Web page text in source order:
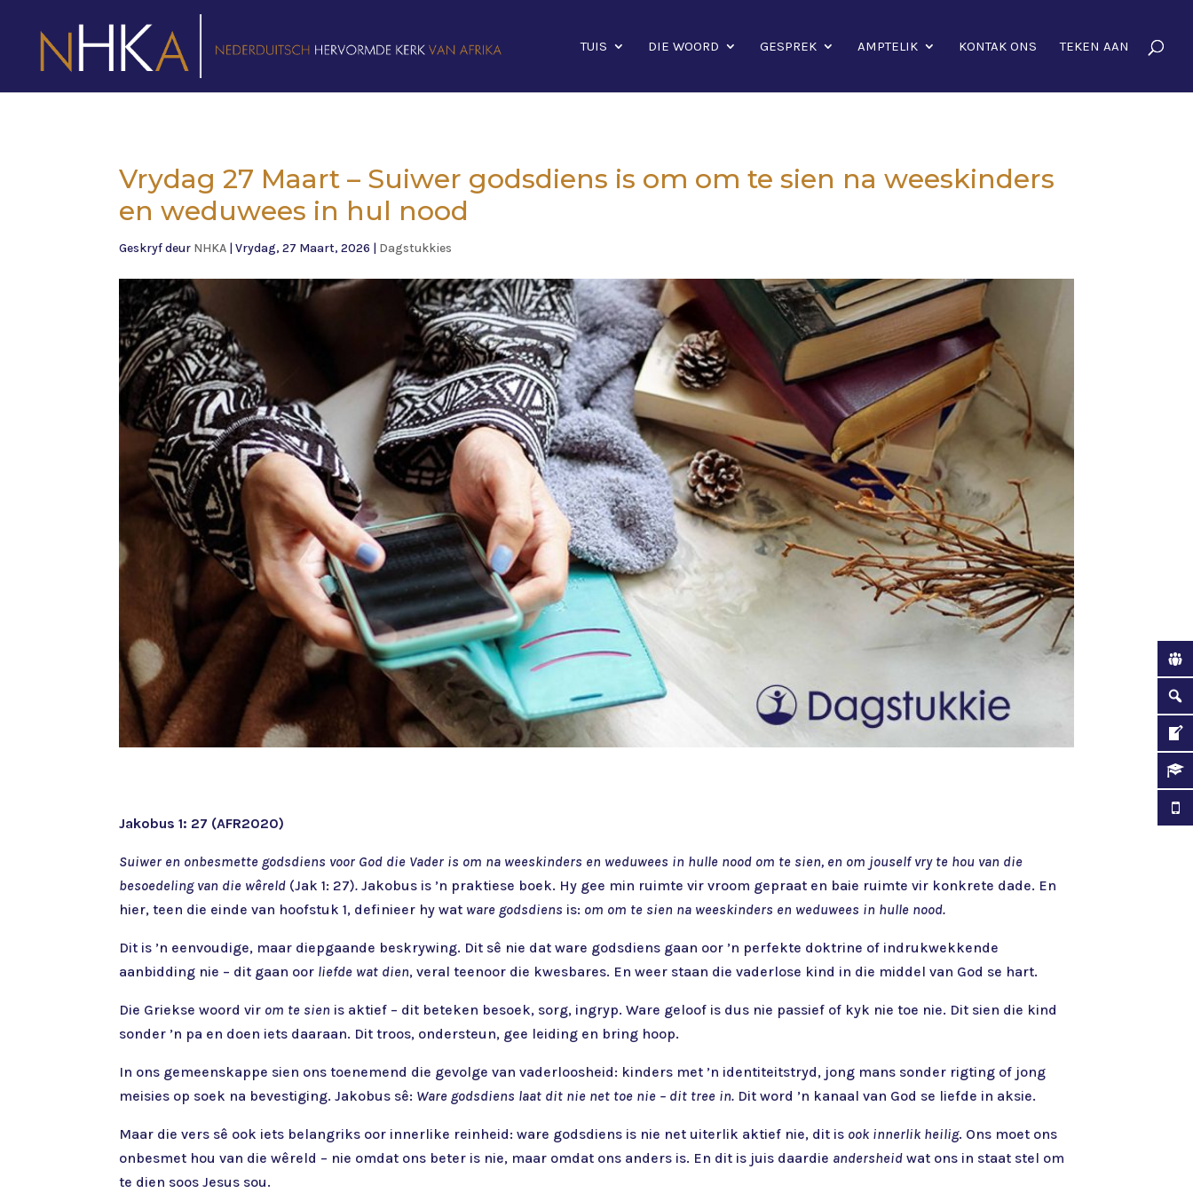
TUIS DIE WOORD GESPREK AMPTELIK KONTAK ONS TEKEN AAN
Vrydag 27 Maart – Suiwer godsdiens is om om te sien na weeskinders
en weduwees in hul nood
Geskryf deur NHKA |Vrydag, 27 Maart, 2026 | Dagstukkies
Jakobus 1: 27 (AFR2020)
Suiwer en onbesmette godsdiens voor God die Vader is om na weeskinders en weduwees in hulle nood om te sien, en om jouself vry te hou van die
besoedeling van die wêreld (Jak 1: 27).Jakobus is ’n praktiese boek. Hy gee min ruimte vir vroom gepraat en baie ruimte vir konkrete dade. En
hier, teen die einde van hoofstuk 1, definieer hy wat ware godsdiens is: om om te sien na weeskinders en weduwees in hulle nood.
Dit is ’n eenvoudige, maar diepgaande beskrywing. Dit sê nie dat ware godsdiens gaan oor ’n perfekte doktrine of indrukwekkende
aanbidding nie – dit gaan oor liefde wat dien, veral teenoor die kwesbares. En weer staan die vaderlose kind in die middel van God se hart.
Die Griekse woord vir om te sien is aktief – dit beteken besoek, sorg, ingryp. Ware geloof is dus nie passief of kyk nie toe nie. Dit sien die kind
sonder ’n pa en doen iets daaraan. Dit troos, ondersteun, gee leiding en bring hoop.
In ons gemeenskappe sien ons toenemend die gevolge van vaderloosheid: kinders met ’n identiteitstryd, jong mans sonder rigting of jong
meisies op soek na bevestiging. Jakobus sê: Ware godsdiens laat dit nie net toe nie – dit tree in. Dit word ’n kanaal van God se liefde in aksie.
Maar die vers sê ook iets belangriks oor innerlike reinheid: ware godsdiens is nie net uiterlik aktief nie, dit is ook innerlik heilig. Ons moet ons
onbesmet hou van die wêreld – nie omdat ons beter is nie, maar omdat ons anders is. En dit is juis daardie andersheid wat ons in staat stel om
te dien soos Jesus sou.